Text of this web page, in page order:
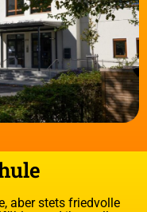
aber stets friedvolle